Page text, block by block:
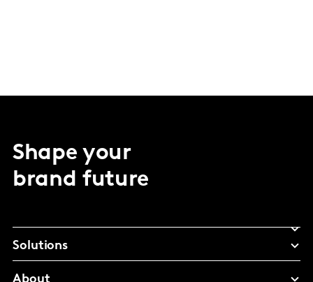
Shape your
brand future
Solutions